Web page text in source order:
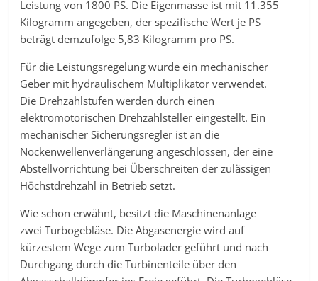
Leistung von 1800 PS. Die Eigenmasse ist mit 11.355
Kilogramm angegeben, der spezifische Wert je PS
beträgt demzufolge 5,83 Kilogramm pro PS.
Für die Leistungsregelung wurde ein mechanischer
Geber mit hydraulischem Multiplikator verwendet.
Die Drehzahlstufen werden durch einen
elektromotorischen Drehzahlsteller eingestellt. Ein
mechanischer Sicherungsregler ist an die
Nockenwellenverlängerung angeschlossen, der eine
Abstellvorrichtung bei Überschreiten der zulässigen
Höchstdrehzahl in Betrieb setzt.
Wie schon erwähnt, besitzt die Maschinenanlage
zwei Turbogebläse. Die Abgasenergie wird auf
kürzestem Wege zum Turbolader geführt und nach
Durchgang durch die Turbinenteile über den